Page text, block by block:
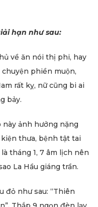
hạn như sau:
về ăn nói thị phi, hay
phiền muộn,
rất kỵ, nữ cũng bi ai
bảy.
này ảnh hưởng nặng
thưa, bệnh tật tai
tháng 1, 7 âm lịch nên
La Hầu giáng trần.
đỏ như sau: “Thiên